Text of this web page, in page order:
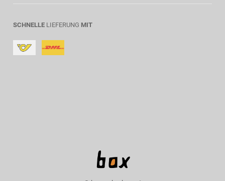
SCHNELLE LIEFERUNG MIT